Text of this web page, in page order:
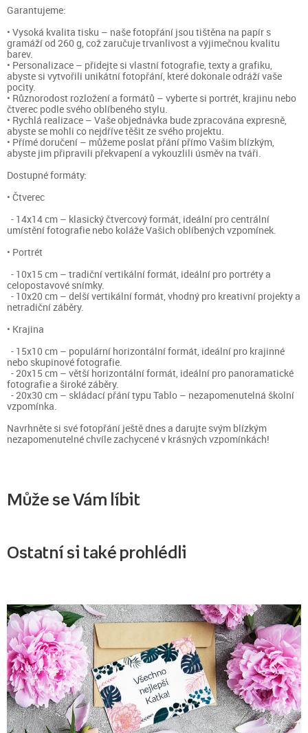
Garantujeme:
• Vysoká kvalita tisku – naše fotopřání jsou tištěna na papír s
gramáží od 260 g, což zaručuje trvanlivost a výjimečnou kvalitu
barev.
• Personalizace – přidejte si vlastní fotografie, texty a grafiku,
abyste si vytvořili unikátní fotopřání, které dokonale odráží vaše
pocity.
• Různorodost rozložení a formátů – vyberte si portrét, krajinu nebo
čtverec podle svého oblíbeného stylu.
• Rychlá realizace – Vaše objednávka bude zpracována expresně,
abyste se mohli co nejdříve těšit ze svého projektu.
• Přímé doručení – můžeme poslat přání přímo Vašim blízkým,
abyste jim připravili překvapení a vykouzlili úsměv na tváři.
Dostupné formáty:
• Čtverec
- 14x14 cm – klasický čtvercový formát, ideální pro centrální
umístění fotografie nebo koláže Vašich oblíbených vzpomínek.
• Portrét
- 10x15 cm – tradiční vertikální formát, ideální pro portréty a
celopostavové snímky.
- 10x20 cm – delší vertikální formát, vhodný pro kreativní projekty a
netradiční záběry.
• Krajina
- 15x10 cm – populární horizontální formát, ideální pro krajinné
nebo skupinové fotografie.
- 20x15 cm – větší horizontální formát, ideální pro panoramatické
fotografie a široké záběry.
- 20x30 cm – skládací přání typu Tablo – nezapomenutelná školní
vzpomínka.
Navrhněte si své fotopřání ještě dnes a darujte svým blízkým
nezapomenutelné chvíle zachycené v krásných vzpomínkách!
Může se Vám líbit
Ostatní si také prohlédli